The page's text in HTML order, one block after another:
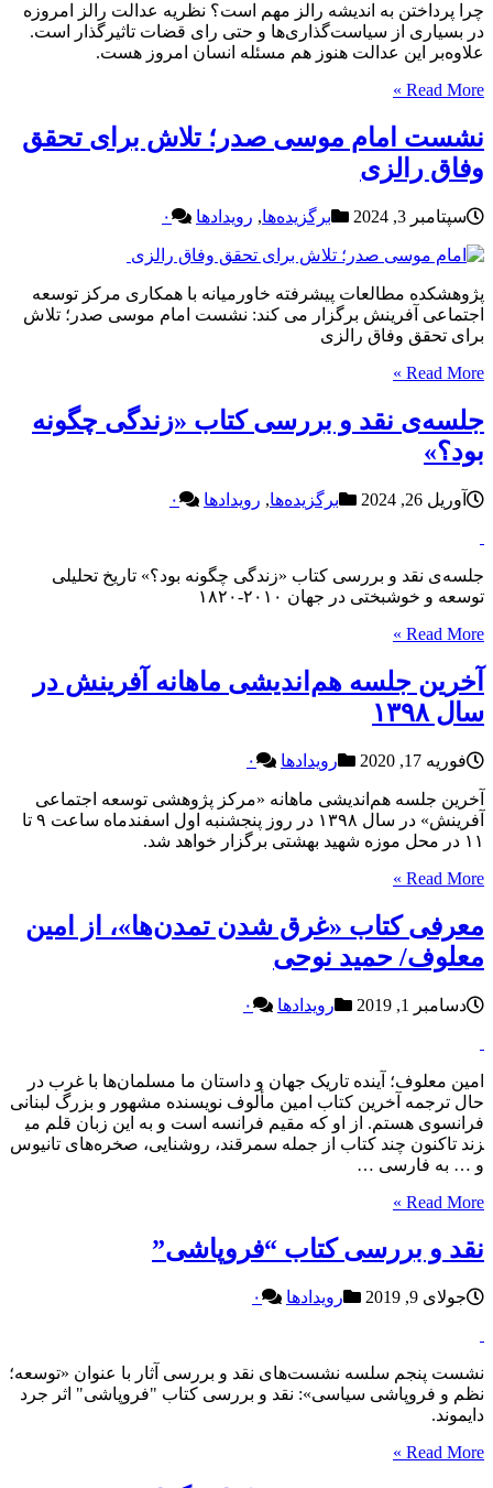
چرا پرداختن به اندیشه رالز مهم است؟ نظریه عدالت رالز امروزه
در بسیاری از سیاست‌گذاری‌ها و حتی رای قضات تاثیرگذار است.
علاوه‌بر این عدالت هنوز هم مسئله انسان امروز هست.
Read More »
نشست امام موسی صدر؛ تلاش برای تحقق
وفاق رالزی
سپتامبر 3, 2024 برگزیده‌ها, رویدادها ۰
پژوهشکده مطالعات پیشرفته خاورمیانه با همکاری مرکز توسعه
اجتماعی آفرینش برگزار می کند: نشست امام موسی صدر؛ تلاش
برای تحقق وفاق رالزی
Read More »
جلسه‌ی نقد و بررسی کتاب «زندگی چگونه
بود؟»
آوریل 26, 2024 برگزیده‌ها, رویدادها ۰
جلسه‌ی نقد و بررسی کتاب «زندگی چگونه بود؟» تاریخ تحلیلی
توسعه و خوشبختی در جهان ۲۰۱۰-۱۸۲۰
Read More »
آخرین جلسه هم‌اندیشی ماهانه آفرینش در
سال ۱۳۹۸
فوریه 17, 2020 رویدادها ۰
آخرین جلسه هم‌اندیشی ماهانه «مرکز پژوهشی توسعه اجتماعی
آفرینش» در سال ١٣٩٨ در روز پنجشنبه اول اسفندماه ساعت ٩ تا
١١ در محل موزه شهید بهشتی برگزار خواهد شد.
Read More »
معرفی کتاب «غرق شدن تمدن‌ها»، از امین
معلوف/ حمید نوحی
دسامبر 1, 2019 رویدادها ۰
امین معلوف؛ آینده تاریک جهان و داستان ما مسلمان​‌ها با غرب در
حال ترجمه آخرین کتاب امین مألوف نویسنده مشهور و بزرگ لبنانی
فرانسوی هستم. از او که مقیم فرانسه است و به این زبان قلم می​
زند تاکنون چند کتاب از جمله سمرقند، روشنایی، صخره​‌های تانیوس
و … به فارسی …
Read More »
نقد و بررسی کتاب “فروپاشی”
جولای 9, 2019 رویدادها ۰
نشست پنجم سلسه نشست‌های نقد و بررسی آثار با عنوان «توسعه؛
نظم و فروپاشی سیاسی»: نقد و بررسی کتاب "فروپاشی" اثر جرد
دایموند.
Read More »